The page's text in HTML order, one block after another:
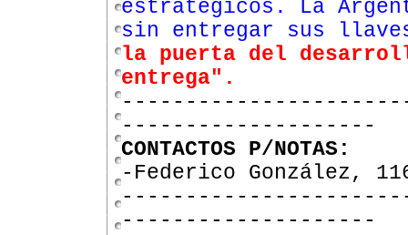
estratégicos. La
sin entregar sus
la puerta del
entrega".
--------------------
CONTACTOS P/NOTAS:
-Federico González,
--------------------